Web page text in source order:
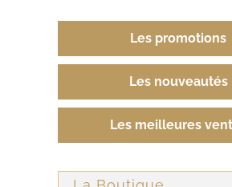
Les promotions
Les nouveautés
Les meilleures